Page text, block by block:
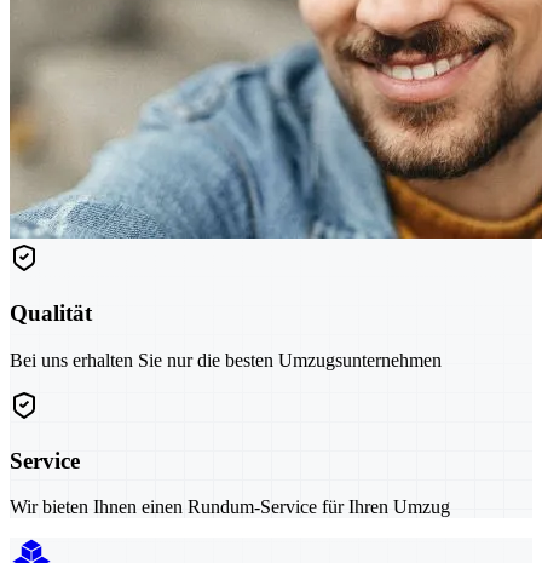
Qualität
Bei uns erhalten Sie nur die besten Umzugsunternehmen
Service
Wir bieten Ihnen einen Rundum-Service für Ihren Umzug